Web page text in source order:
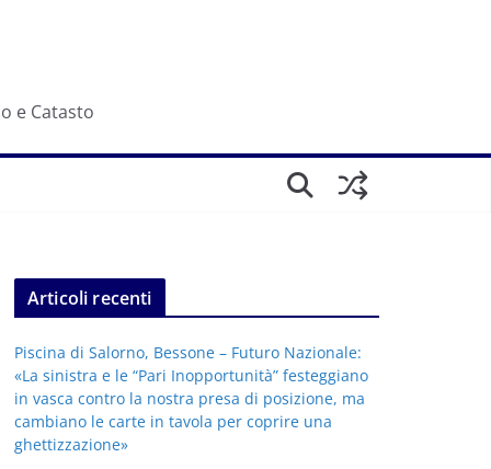
e Catasto
Articoli recenti
Piscina di Salorno, Bessone – Futuro Nazionale:
«La sinistra e le “Pari Inopportunità” festeggiano
in vasca contro la nostra presa di posizione, ma
cambiano le carte in tavola per coprire una
ghettizzazione»